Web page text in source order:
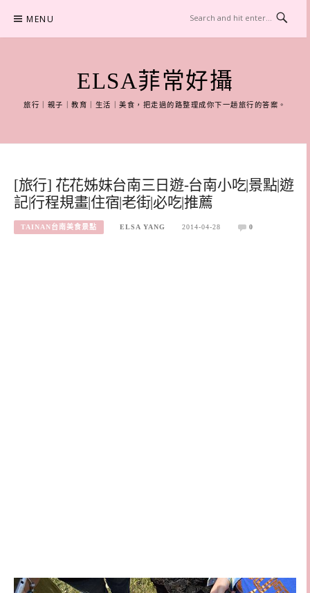
content
MENU
ELSA菲常好攝
旅行｜親子｜教育｜生活｜美食，把走過的路整理成你下一趟旅行的答案。
[旅行] 花花姊妹台南三日遊-台南小吃|景點|遊
記|行程規畫|住宿|老街|必吃|推薦
TAINAN台南美食景點 ELSA YANG 2014-04-28 0